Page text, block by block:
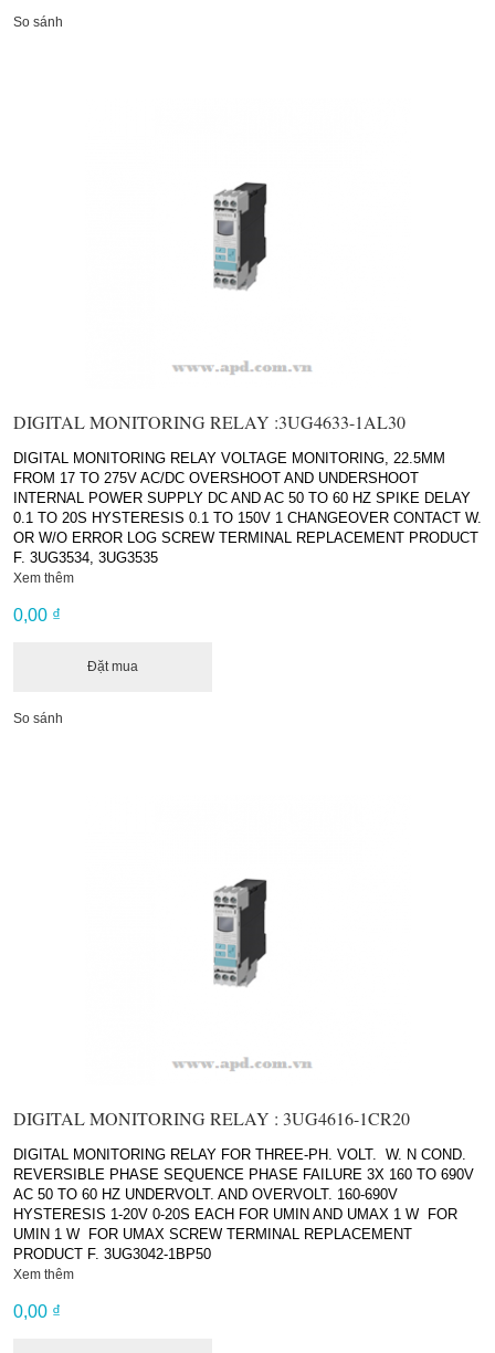
So sánh
DIGITAL MONITORING RELAY :3UG4633-1AL30
DIGITAL MONITORING RELAY VOLTAGE MONITORING, 22.5MM
FROM 17 TO 275V AC/DC OVERSHOOT AND UNDERSHOOT
INTERNAL POWER SUPPLY DC AND AC 50 TO 60 HZ SPIKE DELAY
0.1 TO 20S HYSTERESIS 0.1 TO 150V 1 CHANGEOVER CONTACT W.
OR W/O ERROR LOG SCREW TERMINAL REPLACEMENT PRODUCT
F. 3UG3534, 3UG3535
Xem thêm
0,00 ₫
Đặt mua
So sánh
DIGITAL MONITORING RELAY : 3UG4616-1CR20
DIGITAL MONITORING RELAY FOR THREE-PH. VOLT. W. N COND.
REVERSIBLE PHASE SEQUENCE PHASE FAILURE 3X 160 TO 690V
AC 50 TO 60 HZ UNDERVOLT. AND OVERVOLT. 160-690V
HYSTERESIS 1-20V 0-20S EACH FOR UMIN AND UMAX 1 W FOR
UMIN 1 W FOR UMAX SCREW TERMINAL REPLACEMENT
PRODUCT F. 3UG3042-1BP50
Xem thêm
0,00 ₫